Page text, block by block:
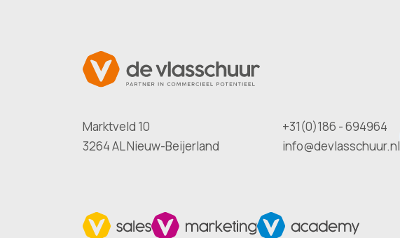
Marktveld 10
3264 AL Nieuw-Beijerland
+31(0)186 - 694964
info@devlasschuur.nl